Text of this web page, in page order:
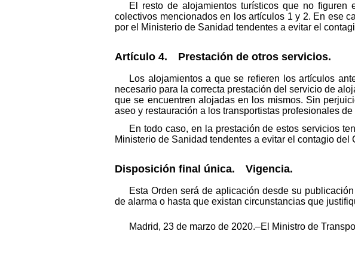
El resto de alojamientos turísticos que no
colectivos mencionados en los artículos 1 y 2. En ese
por el Ministerio de Sanidad tendentes a evitar el
Artículo 4. Prestación de otros servicios.
Los alojamientos a que se refieren los artículos
necesario para la correcta prestación del servicio de
que se encuentren alojadas en los mismos. Sin
aseo y restauración a los transportistas profesionales
En todo caso, en la prestación de estos servicios
Ministerio de Sanidad tendentes a evitar el contagio del
Disposición final única. Vigencia.
Esta Orden será de aplicación desde su
de alarma o hasta que existan circunstancias que
Madrid, 23 de marzo de 2020.–El Ministro de